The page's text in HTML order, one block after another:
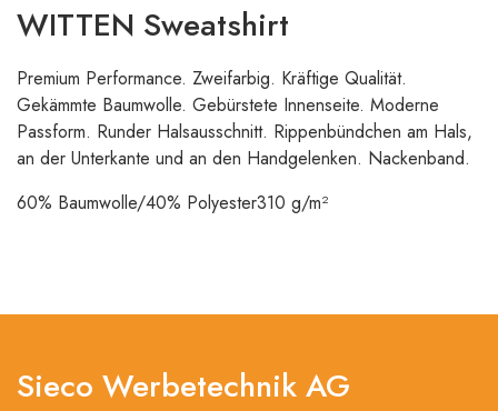
WITTEN Sweatshirt
Premium Performance. Zweifarbig. Kräftige Qualität.
Gekämmte Baumwolle. Gebürstete Innenseite. Moderne
Passform. Runder Halsausschnitt. Rippenbündchen am Hals,
an der Unterkante und an den Handgelenken. Nackenband.
60% Baumwolle/40% Polyester310 g/m²
Sieco Werbetechnik AG